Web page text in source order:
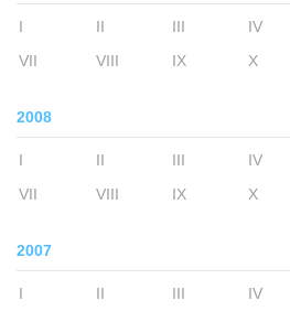
I II III IV
VII
VIII IX X
2008
I II III IV
VII
VIII IX X
2007
I II III IV